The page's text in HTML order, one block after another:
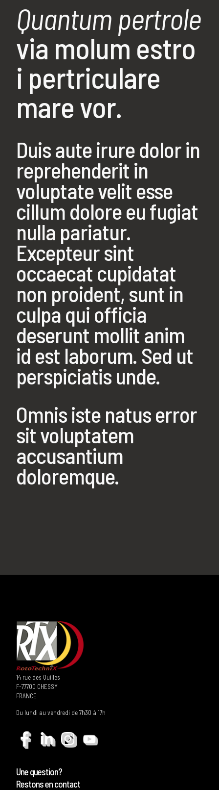
Quantum pertrole
via molum estro
i pertriculare
mare vor.
Duis aute irure dolor in
reprehenderit in
voluptate velit esse
cillum dolore eu fugiat
nulla pariatur.
Excepteur sint
occaecat cupidatat
non proident, sunt in
culpa qui officia
deserunt mollit anim
id est laborum. Sed ut
perspiciatis unde.
Omnis iste natus error
sit voluptatem
accusantium
doloremque.
14 rue des Quilles
F-77700 CHESSY
FRANCE
Du lundi au vendredi de 7h30 à 17h
Une question?
Restons en contact